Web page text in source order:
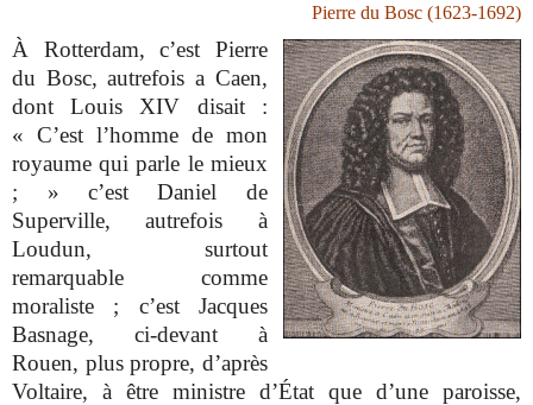
Pierre du Bosc (1623-1692)
À Rotterdam, c’est Pierre
du Bosc, autrefois a Caen,
dont Louis XIV disait :
« C’est l’homme de mon
royaume qui parle le mieux
; » c’est Daniel de
Superville, autrefois à
Loudun, surtout
remarquable comme
moraliste ; c’est Jacques
Basnage, ci-devant à
Rouen, plus propre, d’après
Voltaire, à être ministre d’État que d’une paroisse,